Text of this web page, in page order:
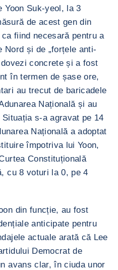
Yoon Suk-yeol, la 3
de acest gen din
fiind necesară pentru a
Nord și de „forțele anti-
concrete și a fost
în termen de șase ore,
au trecut de baricadele
Națională și au
s-a agravat pe 14
Națională a adoptat
împotriva lui Yoon,
Constituțională
cu 8 voturi la 0, pe 4
din funcție, au fost
anticipate pentru
actuale arată că Lee
Democrat de
avans clar, în ciuda unor